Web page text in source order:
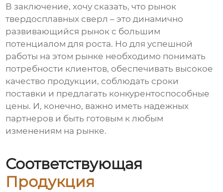
В заключение, хочу сказать, что рынок
твердосплавных сверл – это динамично
развивающийся рынок с большим
потенциалом для роста. Но для успешной
работы на этом рынке необходимо понимать
потребности клиентов, обеспечивать высокое
качество продукции, соблюдать сроки
поставки и предлагать конкурентоспособные
цены. И, конечно, важно иметь надежных
партнеров и быть готовым к любым
изменениям на рынке.
Соответствующая
Продукция